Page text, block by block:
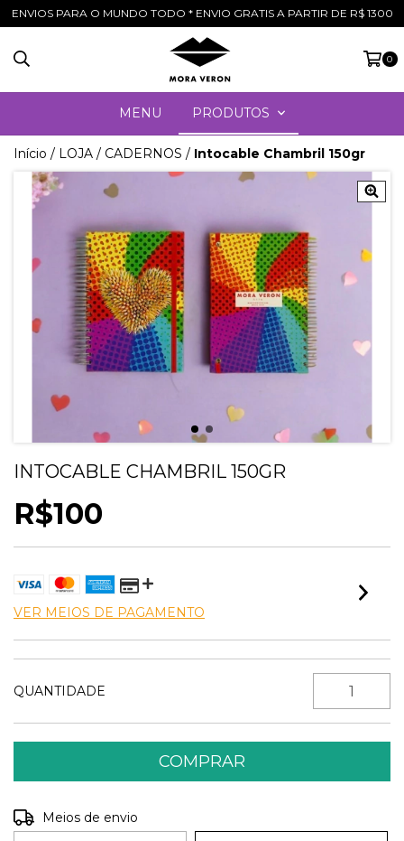
ENVIOS PARA O MUNDO TODO * ENVIO GRATIS A PARTIR DE R$ 1300
0
MENU PRODUTOS
Início / LOJA / CADERNOS / Intocable Chambril 150gr
INTOCABLE CHAMBRIL 150GR
R$100
VER MEIOS DE PAGAMENTO
QUANTIDADE
Entregas para o CEP:
Meios de envio